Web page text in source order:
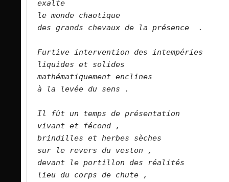
exalte
le monde chaotique
des grands chevaux de la présence  .
Furtive intervention des intempéries
liquides et solides
mathématiquement enclines
à la levée du sens .
Il fût un temps de présentation
vivant et fécond ,
brindilles et herbes sèches
sur le revers du veston ,
devant le portillon des réalités
lieu du corps de chute ,